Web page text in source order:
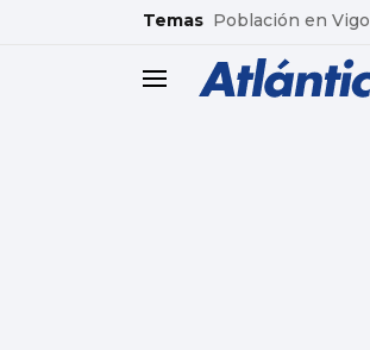
common.go-to-content
Temas Población en Vigo
header.menu.open